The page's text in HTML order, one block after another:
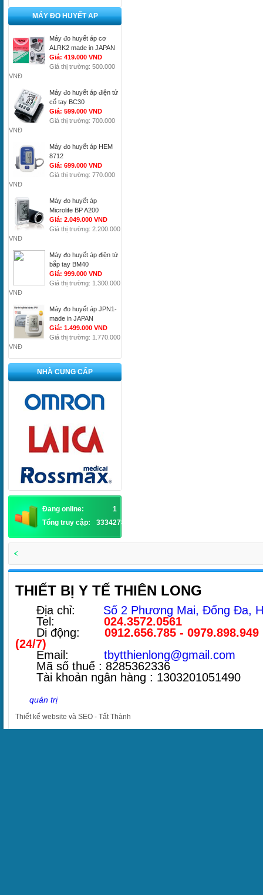
MÁY ĐO HUYẾT AP
Máy đo huyết áp cơ
ALRK2 made in JAPAN
Giá: 419.000 VND
Giá thị trường: 500.000
VNĐ
Máy đo huyết áp điện tử
cổ tay BC30
Giá: 599.000 VND
Giá thị trường: 700.000
VNĐ
Máy đo huyết áp HEM
8712
Giá: 699.000 VND
Giá thị trường: 770.000
VNĐ
Máy đo huyết áp
Microlife BP A200
Giá: 2.049.000 VND
Giá thị trường: 2.200.000
VNĐ
Máy đo huyết áp điện tử
bắp tay BM40
Giá: 999.000 VND
Giá thị trường: 1.300.000
VNĐ
Máy đo huyết áp JPN1-
made in JAPAN
Giá: 1.499.000 VND
Giá thị trường: 1.770.000
VNĐ
NHÀ CUNG CẤP
Đang online:
1
Tổng truy cập:
3334278
THIẾT BỊ Y TẾ THIÊN LONG
Địa chỉ: Số 2 Phương Mai, Đống Đa,
Tel: 024.3572.0561
Di động: 0912.656.785 - 0979.898.949
(24/7)
Email: tbytthienlong@gmail.com
Mã số thuế : 8285362336
Tài khoản ngân hàng : 1303201051490
quản trị
Thiết kế website và SEO - Tất Thành